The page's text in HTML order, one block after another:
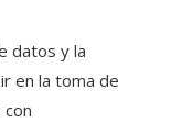
datos y la
en la toma de